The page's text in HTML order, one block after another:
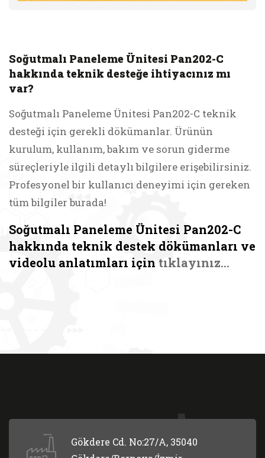
Soğutmalı Paneleme Ünitesi Pan202-C
hakkında teknik desteğe ihtiyacınız mı
var?
Soğutmalı Paneleme Ünitesi Pan202-C teknik
desteği için gerekli dökümanlar. Ürünün
kurulum, kullanım, bakım ve sorun giderme
süreçleriyle ilgili detaylı bilgilere erişebilirsiniz.
Profesyonel bir kullanıcı deneyimi için gereken
tüm bilgiler burada!
Soğutmalı Paneleme Ünitesi Pan202-C
hakkında teknik destek dökümanları ve
videolu anlatımları için tıklayınız...
Gökdere Cd. No:27/A, 35040